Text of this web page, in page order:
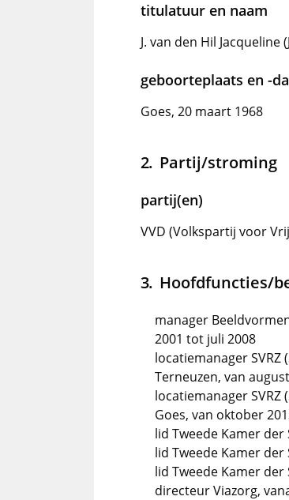
titulatuur en naam
J. van den Hil Jacqueline
geboorteplaats en -
Goes, 20 maart 1968
Partij/stroming
partij(en)
VVD (Volkspartij voor
Hoofdfuncties/
manager
2001 tot juli 2008
locatiemanager
Terneuzen, van
locatiemanager
Goes, van oktober
lid Tweede Kamer
lid Tweede Kamer
lid Tweede Kamer
directeur Viazorg,